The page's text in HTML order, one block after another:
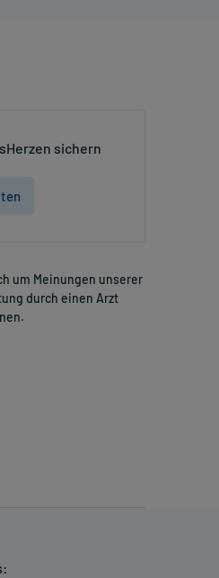
sichern
um Meinungen unserer
durch einen Arzt